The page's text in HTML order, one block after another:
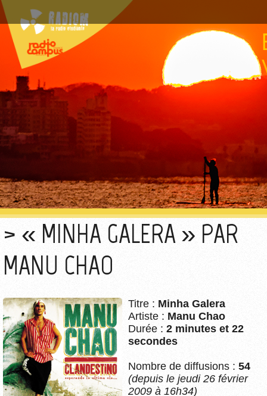
« MINHA GALERA » PAR
MANU CHAO
Titre : Minha Galera
Artiste : Manu Chao
Durée : 2 minutes et 22
secondes
Nombre de diffusions : 54
(depuis le jeudi 26 février
2009 à 16h34)